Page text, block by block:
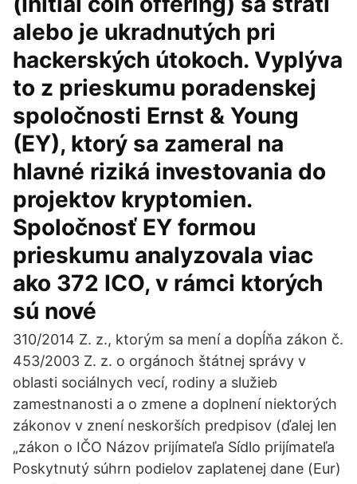
alebo je ukradnutých pri
hackerských útokoch. Vyplýva
to z prieskumu poradenskej
spoločnosti Ernst & Young
(EY), ktorý sa zameral na
hlavné riziká investovania do
projektov kryptomien.
Spoločnosť EY formou
prieskumu analyzovala viac
ako 372 ICO, v rámci ktorých
sú nové
310/2014 Z. z., ktorým sa mení a dopĺňa zákon č.
453/2003 Z. z. o orgánoch štátnej správy v
oblasti sociálnych vecí, rodiny a služieb
zamestnanosti a o zmene a doplnení niektorých
zákonov v znení neskorších predpisov (ďalej len
„zákon o IČO Názov prijímateľa Sídlo prijímateľa
Poskytnutý súhrn podielov zaplatenej dane (Eur)